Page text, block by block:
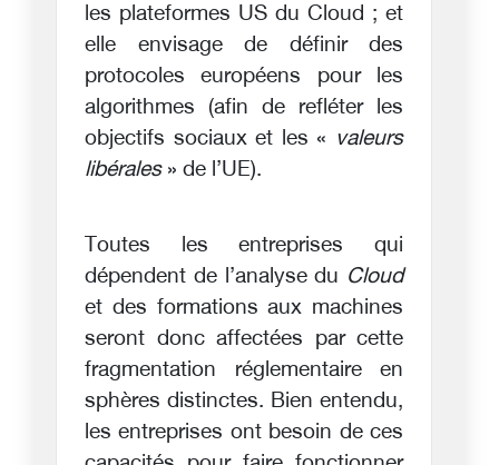
les plateformes US du Cloud ; et
elle envisage de définir des
protocoles européens pour les
algorithmes (afin de refléter les
objectifs sociaux et les « valeurs
libérales» de l’UE).
Toutes les entreprises qui
dépendent de l’analyse du Cloud
et des formations aux machines
seront donc affectées par cette
fragmentation réglementaire en
sphères distinctes. Bien entendu,
les entreprises ont besoin de ces